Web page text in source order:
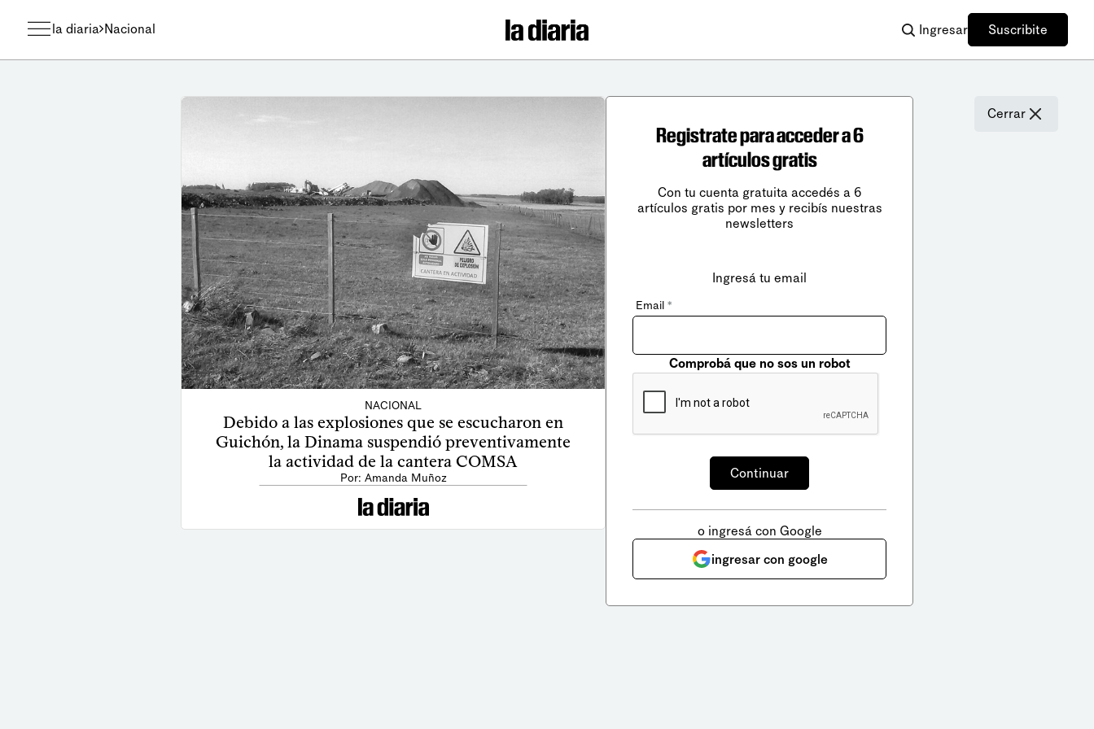
la diaria Nacional Ingresar Suscribite
NACIONAL
Debido a las explosiones que se escucharon en
Guichón, la Dinama suspendió preventivamente
la actividad de la cantera COMSA
Por: Amanda Muñoz
Cerrar
Registrate para acceder a 6
artículos gratis
Con tu cuenta gratuita accedés a 6
artículos gratis por mes y recibís nuestras
newsletters
Ingresá tu email
Email *
Comprobá que no sos un robot
o ingresá con Google
ingresar con google